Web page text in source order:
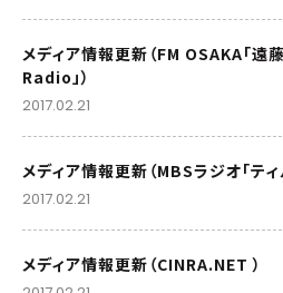
メディア情報更新（FM OSAKA「
Radio」）
2017.02.21
メディア情報更新（MBSラジオ「ティ
2017.02.21
メディア情報更新（CINRA.NET ）